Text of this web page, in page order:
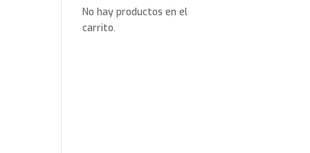
No hay productos en el
carrito.